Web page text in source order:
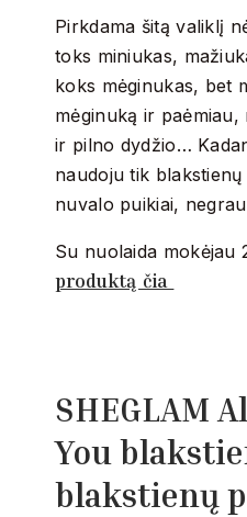
Pirkdama šitą valiklį
toks miniukas,
koks mėginukas, bet
mėginuką ir
ir pilno dydžio…
naudoju tik
nuvalo puikiai,
Su nuolaida
produktą čia
SHEGLAM
You
blakstienų